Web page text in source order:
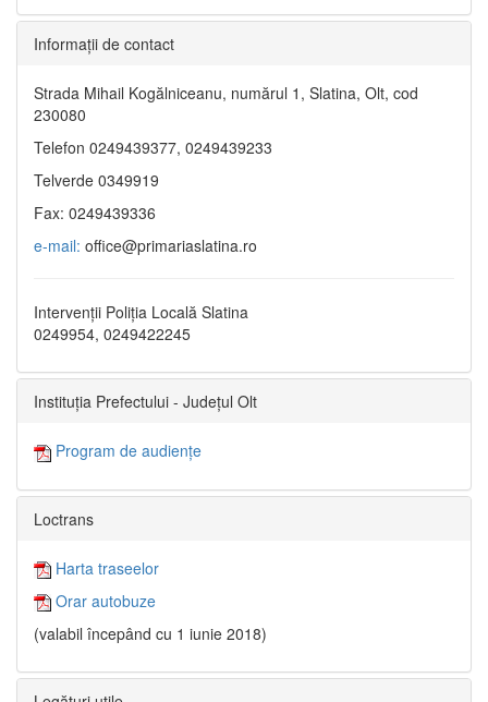
Informaţii de contact
Strada Mihail Kogălniceanu, numărul 1, Slatina, Olt, cod
230080
Telefon 0249439377, 0249439233
Telverde 0349919
Fax: 0249439336
e-mail: office@primariaslatina.ro
Intervenții Poliția Locală Slatina
0249954, 0249422245
Instituția Prefectului - Județul Olt
Program de audiențe
Loctrans
Harta traseelor
Orar autobuze
(valabil începând cu 1 iunie 2018)